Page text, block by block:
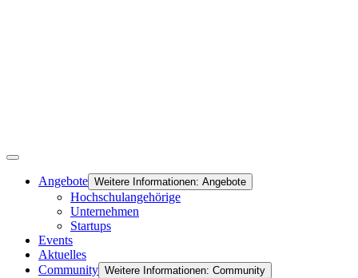
Angebote Weitere Informationen: Angebote
Hochschulangehörige
Unternehmen
Startups
Events
Aktuelles
Community Weitere Informationen: Community